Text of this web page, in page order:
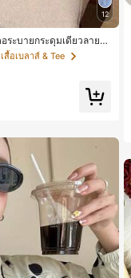
12
ระบายกระดุมเดี่ยวลายท
อเบลาส์ & Tee